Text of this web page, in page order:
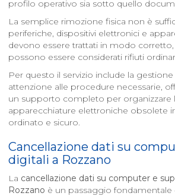
profilo operativo sia sotto quello
La semplice rimozione fisica non è
periferiche, dispositivi elettronici e
devono essere trattati in modo
possono essere considerati rifiuti
Per questo il servizio include la
attenzione alle procedure necessarie,
un supporto completo per organizzare
apparecchiature elettroniche obsolete
ordinato e sicuro.
Cancellazione dati su
digitali a Rozzano
La cancellazione dati su computer e
Rozzano è un passaggio fondamentale